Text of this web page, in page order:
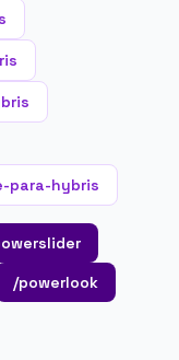
para-hybris
/powerlook